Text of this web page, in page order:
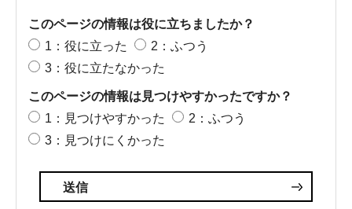
このページの情報は役に立ちましたか？
1：役に立った
2：ふつう
3：役に立たなかった
このページの情報は見つけやすかったですか？
1：見つけやすかった
2：ふつう
3：見つけにくかった